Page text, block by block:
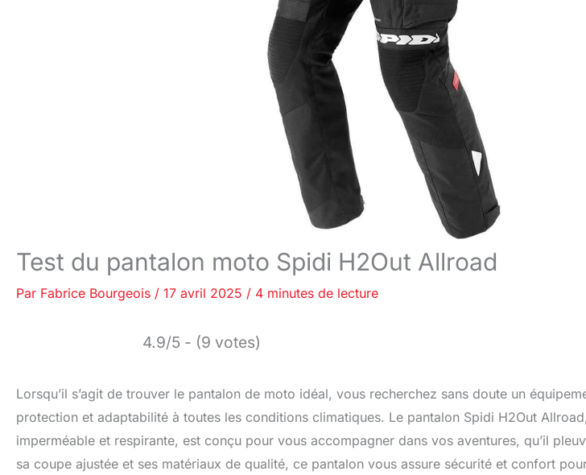
Test du pantalon moto Spidi H2Out Allroad
Par Fabrice Bourgeois / 17 avril 2025 / 4 minutes de lecture
4.9/5 - (9 votes)
Lorsqu’il s’agit de trouver le pantalon de moto idéal, vous recherchez sans doute un
protection et adaptabilité à toutes les conditions climatiques. Le pantalon Spidi H2Out
imperméable et respirante, est conçu pour vous accompagner dans vos aventures, qu’il
sa coupe ajustée et ses matériaux de qualité, ce pantalon vous assure sécurité et confort